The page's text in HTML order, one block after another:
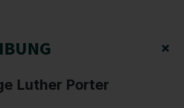
+
Luther Porter